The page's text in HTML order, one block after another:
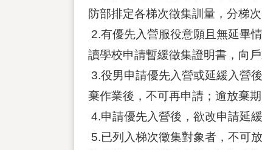
防部排定各梯次徵集訓量，分梯
2.有優先入營服役意願且無延畢
讀學校申請暫緩徵集證明書，向
3.役男申請優先入營或延緩入營
棄作業後，不可再申請；逾放棄
4.申請優先入營後，欲改申請延
5.已列入梯次徵集對象者，不可